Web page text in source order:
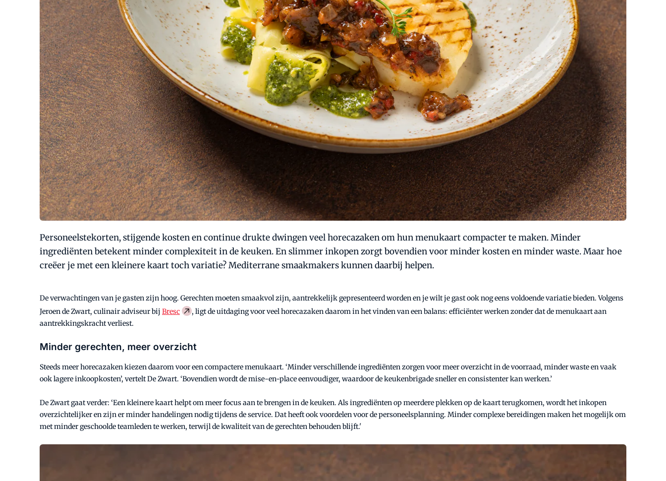
Personeelstekorten, stijgende kosten en continue drukte dwingen veel horecazaken om hun menukaart compacter te maken. Minder
ingrediënten betekent minder complexiteit in de keuken. En slimmer inkopen zorgt bovendien voor minder kosten en minder waste. Maar hoe
creëer je met een kleinere kaart toch variatie? Mediterrane smaakmakers kunnen daarbij helpen.
De verwachtingen van je gasten zijn hoog. Gerechten moeten smaakvol zijn, aantrekkelijk gepresenteerd worden en je wilt je gast ook nog eens voldoende variatie bieden. Volgens
Jeroen de Zwart, culinair adviseur bij Bresc
, ligt de uitdaging voor veel horecazaken daarom in het vinden van een balans: efficiënter werken zonder dat de menukaart aan
aantrekkingskracht verliest.
Minder gerechten, meer overzicht
Steeds meer horecazaken kiezen daarom voor een compactere menukaart. ‘Minder verschillende ingrediënten zorgen voor meer overzicht in de voorraad, minder waste en vaak
ook lagere inkoopkosten’, vertelt De Zwart. ‘Bovendien wordt de mise-en-place eenvoudiger, waardoor de keukenbrigade sneller en consistenter kan werken.’
De Zwart gaat verder: ‘Een kleinere kaart helpt om meer focus aan te brengen in de keuken. Als ingrediënten op meerdere plekken op de kaart terugkomen, wordt het inkopen
overzichtelijker en zijn er minder handelingen nodig tijdens de service. Dat heeft ook voordelen voor de personeelsplanning. Minder complexe bereidingen maken het mogelijk om
met minder geschoolde teamleden te werken, terwijl de kwaliteit van de gerechten behouden blijft.'